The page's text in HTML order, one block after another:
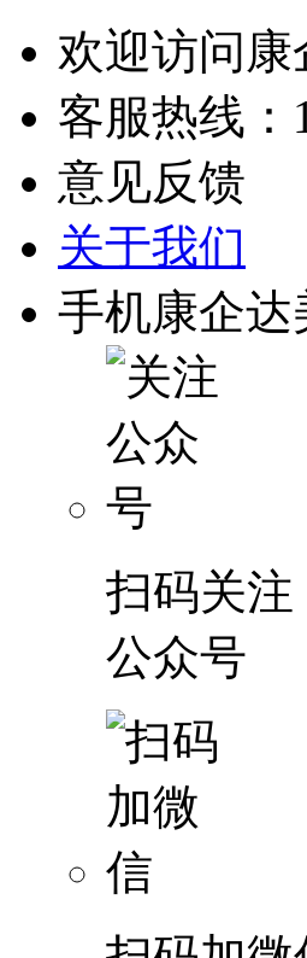
欢迎访问
客服热线：
意见反馈
关于我们
手机康企达
扫码关注
公众号